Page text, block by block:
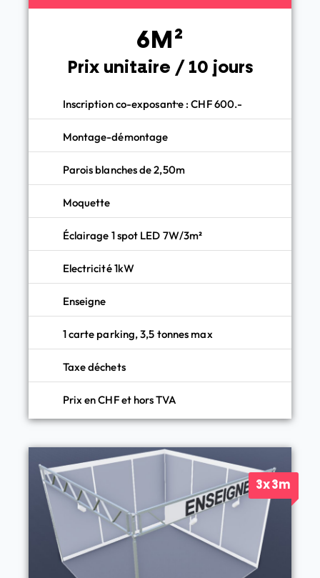
6M²
Prix unitaire / 10 jours
Inscription co-exposant·e : CHF 600.-
Montage-démontage
Parois blanches de 2,50m
Moquette
Éclairage 1 spot LED 7W/3m²
Electricité 1kW
Enseigne
1 carte parking, 3,5 tonnes max
Taxe déchets
Prix en CHF et hors TVA
3x3m